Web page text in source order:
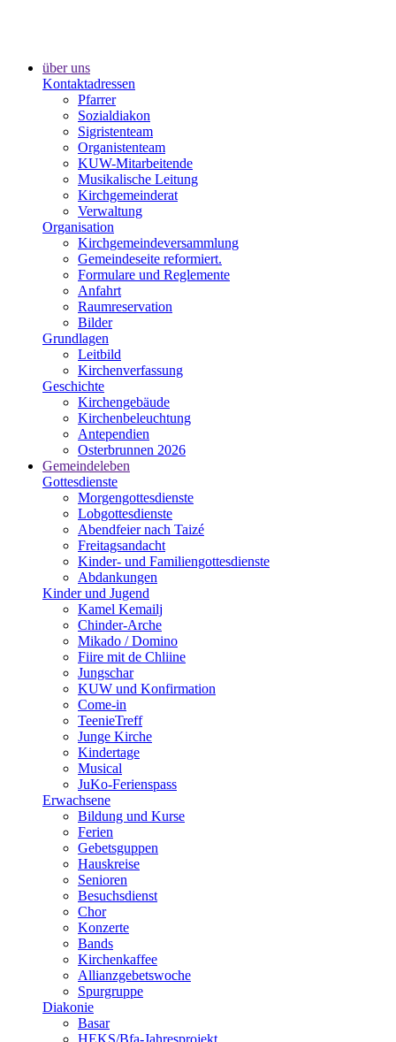
über uns
Kontaktadressen
Pfarrer
Sozialdiakon
Sigristenteam
Organistenteam
KUW-Mitarbeitende
Musikalische Leitung
Kirchgemeinderat
Verwaltung
Organisation
Kirchgemeindeversammlung
Gemeindeseite reformiert.
Formulare und Reglemente
Anfahrt
Raumreservation
Bilder
Grundlagen
Leitbild
Kirchenverfassung
Geschichte
Kirchengebäude
Kirchenbeleuchtung
Antependien
Osterbrunnen 2026
Gemeindeleben
Gottesdienste
Morgengottesdienste
Lobgottesdienste
Abendfeier nach Taizé
Freitagsandacht
Kinder- und Familien­gottesdienste
Abdankungen
Kinder und Jugend
Kamel Kemailj
Chinder-Arche
Mikado / Domino
Fiire mit de Chliine
Jungschar
KUW und Konfirmation
Come-in
TeenieTreff
Junge Kirche
Kindertage
Musical
JuKo-Ferienspass
Erwachsene
Bildung und Kurse
Ferien
Gebetsguppen
Hauskreise
Senioren
Besuchsdienst
Chor
Konzerte
Bands
Kirchenkaffee
Allianzgebetswoche
Spurgruppe
Diakonie
Basar
HEKS/Bfa-Jahresprojekt